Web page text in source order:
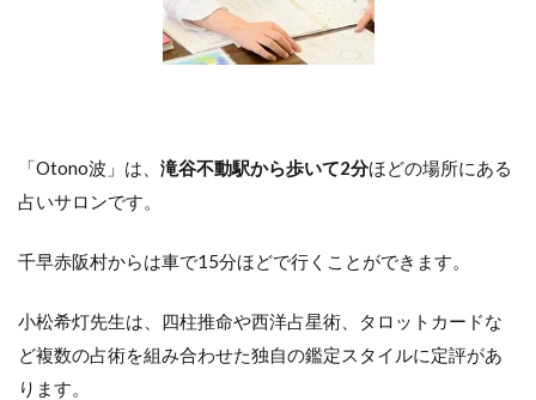
「Otono波」は、 滝谷不動駅から歩いて2分ほどの場所にある
占いサロンです。
千早赤阪村からは車で15分ほどで行くことができます。
小松希灯先生は、四柱推命や西洋占星術、タロットカードな
ど複数の占術を組み合わせた独自の鑑定スタイルに定評があ
ります。